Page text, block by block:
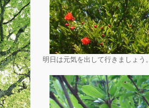
明日は元気を出して行きましょう。